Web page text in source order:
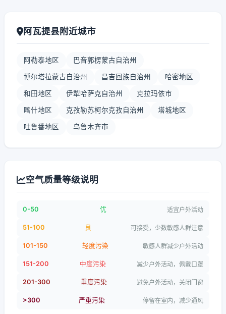
阿瓦提县附近城市
阿勒泰地区 巴音郭楞蒙古自治州
博尔塔拉蒙古自治州 昌吉回族自治州 哈密地区
和田地区 伊犁哈萨克自治州 克拉玛依市
喀什地区 克孜勒苏柯尔克孜自治州 塔城地区
吐鲁番地区 乌鲁木齐市
空气质量等级说明
0-50 优 适宜户外活动
51-100 良 可接受，少数敏感人群注意
101-150 轻度污染 敏感人群减少户外活动
151-200 中度污染 减少户外活动，佩戴口罩
201-300 重度污染 避免户外活动，关闭门窗
>300 严重污染 停留在室内，减少通风